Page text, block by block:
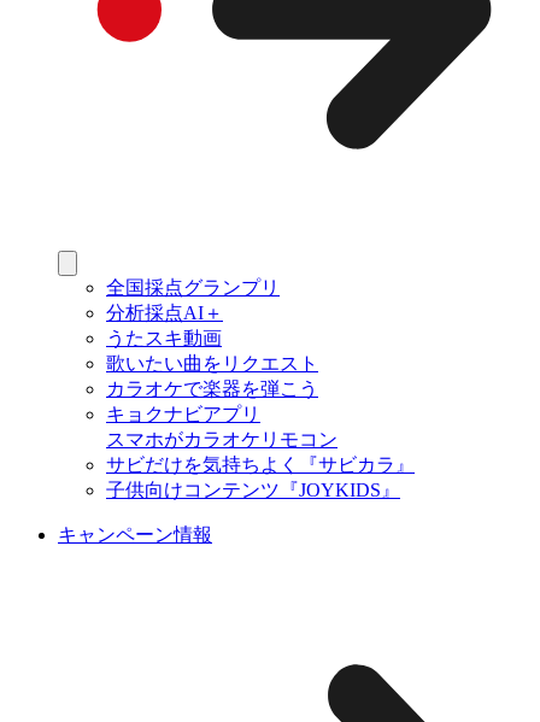
全国採点グランプリ
分析採点AI＋
うたスキ動画
歌いたい曲をリクエスト
カラオケで楽器を弾こう
キョクナビアプリ
スマホがカラオケリモコン
サビだけを気持ちよく『サビカラ』
子供向けコンテンツ『JOYKIDS』
キャンペーン情報